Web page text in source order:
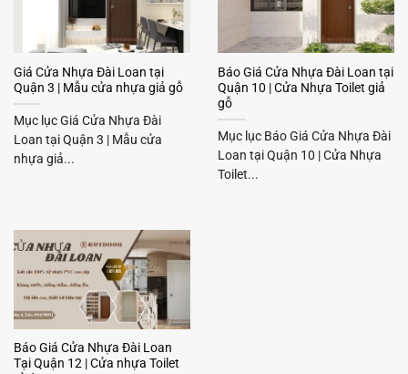
Giá Cửa Nhựa Đài Loan tại
Quận 3 | Mẫu cửa nhựa giả gỗ
Mục lục Giá Cửa Nhựa Đài
Loan tại Quận 3 | Mẫu cửa
nhựa giả...
Báo Giá Cửa Nhựa Đài Loan tại
Quận 10 | Cửa Nhựa Toilet giả
gỗ
Mục lục Báo Giá Cửa Nhựa Đài
Loan tại Quận 10 | Cửa Nhựa
Toilet...
Báo Giá Cửa Nhựa Đài Loan
Tại Quận 12 | Cửa nhựa Toilet